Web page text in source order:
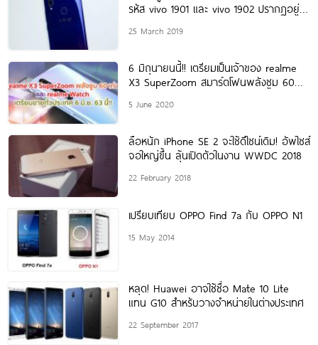
รหัส vivo 1901 และ vivo 1902 ปรากฏอยู่
25 March 2019
6 มิถุนายนนี้!! เตรียมเป็นเจ้าของ realme
X3 SuperZoom สมาร์ตโฟนพลังซูม 60
5 June 2020
ลือหนัก iPhone SE 2 จะใช้ดีไซน์เดิม! อัพไซส์
จอใหญ่ขึ้น ลุ้นเปิดตัวในงาน WWDC 2018
22 February 2018
เปรียบเทียบ OPPO Find 7a กับ OPPO N1
15 May 2014
หลุด! Huawei อาจใช้ชื่อ Mate 10 Lite
แทน G10 สำหรับวางจำหน่ายในต่างประเทศ
22 September 2017